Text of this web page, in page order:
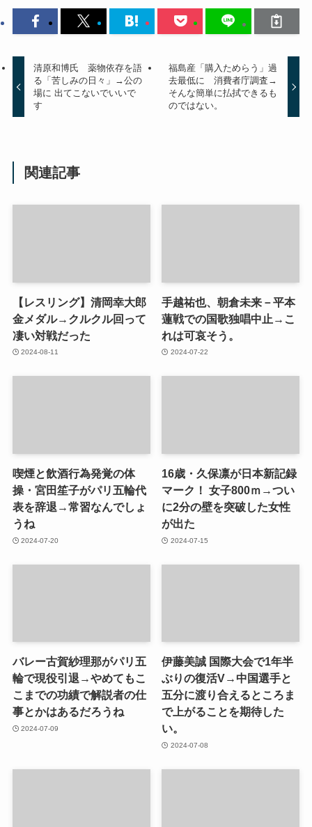
清原和博氏 薬物依存を語
る「苦しみの日々」→公の
場に 出てこないでいいで
す
福島産「購入ためらう」過
去最低に 消費者庁調査→
そんな簡単に払拭できるも
のではない。
関連記事
【レスリング】清岡幸大郎
金メダル→クルクル回って
凄い対戦だった
2024-08-11
手越祐也、朝倉未来－平本
蓮戦での国歌独唱中止→こ
れは可哀そう。
2024-07-22
喫煙と飲酒行為発覚の体
操・宮田笙子がパリ五輪代
表を辞退→常習なんでしょ
うね
2024-07-20
16歳・久保凛が日本新記録
マーク！ 女子800ｍ→つい
に2分の壁を突破した女性
が出た
2024-07-15
バレー古賀紗理那がパリ五
輪で現役引退→やめてもこ
こまでの功績で解説者の仕
事とかはあるだろうね
2024-07-09
伊藤美誠 国際大会で1年半
ぶりの復活V→中国選手と
五分に渡り合えるところま
で上がることを期待した
い。
2024-07-08